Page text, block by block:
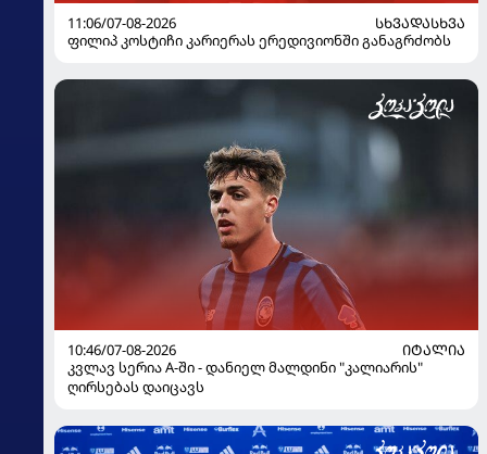
11:06/07-08-2026
ᲡᲮᲕᲐᲓᲐᲡᲮᲕᲐ
ფილიპ კოსტიჩი კარიერას ერედივიონში განაგრძობს
10:46/07-08-2026
ᲘᲢᲐᲚᲘᲐ
კვლავ სერია A-ში - დანიელ მალდინი "კალიარის"
ღირსებას დაიცავს